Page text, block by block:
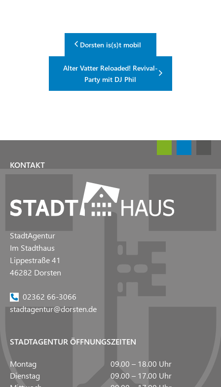
Dorsten is(s)t mobil
Alter Vatter Reloaded! Revival-
Party mit DJ Phil
KONTAKT
StadtAgentur
Im Stadthaus
Lippestraße 41
46282 Dorsten
02362 66-3066
stadtagentur@dorsten.de
STADTAGENTUR ÖFFNUNGSZEITEN
Montag
09.00 – 18.00 Uhr
Dienstag
09.00 – 17.00 Uhr